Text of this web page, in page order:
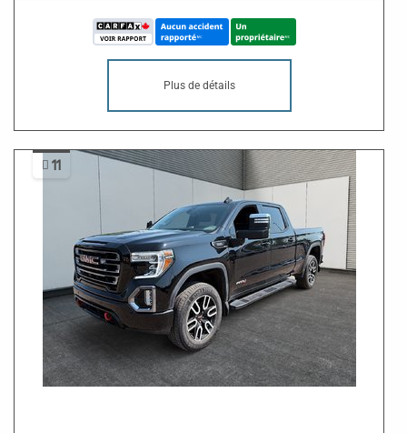
Plus de détails
11